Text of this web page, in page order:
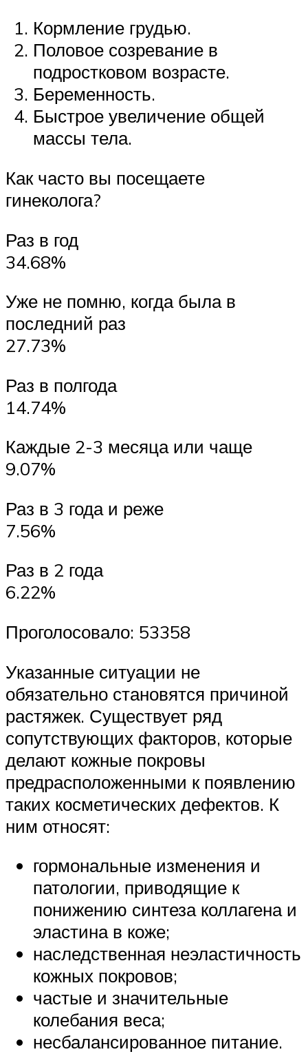
Кормление грудью.
Половое созревание в
подростковом возрасте.
Беременность.
Быстрое увеличение общей
массы тела.
Как часто вы посещаете
гинеколога?
Раз в год
34.68%
Уже не помню, когда была в
последний раз
27.73%
Раз в полгода
14.74%
Каждые 2-3 месяца или чаще
9.07%
Раз в 3 года и реже
7.56%
Раз в 2 года
6.22%
Проголосовало: 53358
Указанные ситуации не
обязательно становятся причиной
растяжек. Существует ряд
сопутствующих факторов, которые
делают кожные покровы
предрасположенными к появлению
таких косметических дефектов. К
ним относят:
гормональные изменения и
патологии, приводящие к
понижению синтеза коллагена и
эластина в коже;
наследственная неэластичность
кожных покровов;
частые и значительные
колебания веса;
несбалансированное питание.